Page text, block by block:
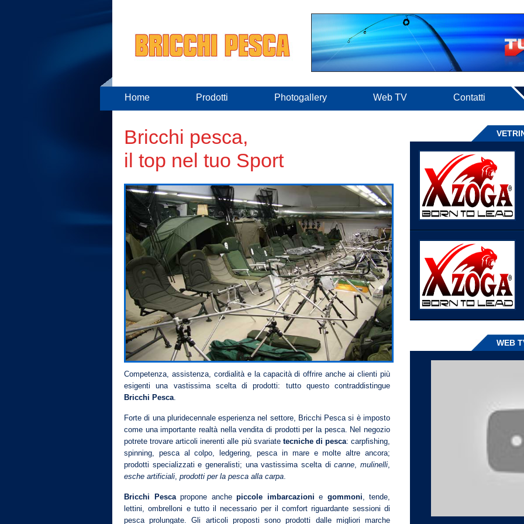
Home Prodotti Photogallery Web TV Contatti
WEB
Bricchi pesca,
il top nel tuo Sport
Competenza, assistenza, cordialità e la capacità di offrire anche ai clienti più
esigenti una vastissima scelta di prodotti: tutto questo contraddistingue
Bricchi Pesca.
Forte di una pluridecennale esperienza nel settore, Bricchi Pesca si è imposto
come una importante realtà nella vendita di prodotti per la pesca. Nel negozio
potrete trovare articoli inerenti alle più svariate tecniche di pesca: carpfishing,
spinning, pesca al colpo, ledgering, pesca in mare e molte altre ancora;
prodotti specializzati e generalisti; una vastissima scelta dicanne,mulinelli,
esche artificiali, prodotti per la pesca alla carpa.
Bricchi Pescapropone anche piccole imbarcazioni e gommoni, tende,
lettini, ombrelloni e tutto il necessario per il comfort riguardante sessioni di
pesca prolungate. Gli articoli proposti sono prodotti dalle migliori marche